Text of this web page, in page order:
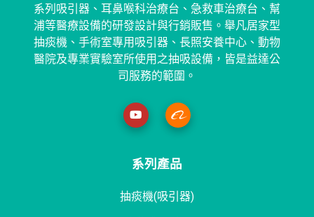
系列吸引器、耳鼻喉科治療台、急救車治療台、幫
浦等醫療設備的研發設計與行銷販售。舉凡居家型
抽痰機、手術室專用吸引器、長照安養中心、動物
醫院及專業實驗室所使用之抽吸設備，皆是益達公
司服務的範圍。
系列產品
抽痰機(吸引器)